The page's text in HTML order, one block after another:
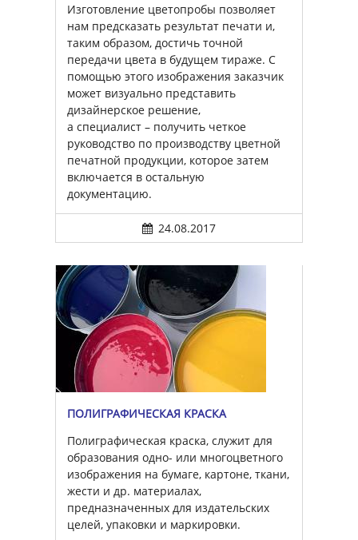
Изготовление цветопробы позволяет
нам предсказать результат печати и,
таким образом, достичь точной
передачи цвета в будущем тираже. С
помощью этого изображения заказчик
может визуально представить
дизайнерское решение,
а специалист – получить четкое
руководство по производству цветной
печатной продукции, которое затем
включается в остальную
документацию.
24.08.2017
ПОЛИГРАФИЧЕСКАЯ КРАСКА
Полиграфическая краска, служит для
образования одно- или многоцветного
изображения на бумаге, картоне, ткани,
жести и др. материалах,
предназначенных для издательских
целей, упаковки и маркировки.